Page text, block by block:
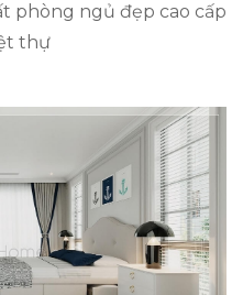
phòng ngủ đẹp cao cấp
thự